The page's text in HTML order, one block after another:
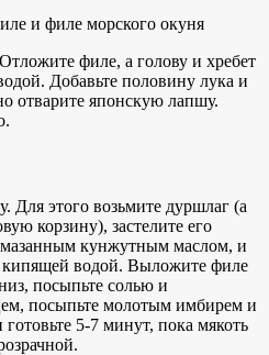
и филе морского окуня
филе, а голову и хребет
Добавьте половину лука и
отварите японскую лапшу.
Для этого возьмите дуршлаг (а
корзину), застелите его
кунжутным маслом, и
кипящей водой. Выложите филе
посыпьте солью и
посыпьте молотым имбирем и
5-7 минут, пока мякоть